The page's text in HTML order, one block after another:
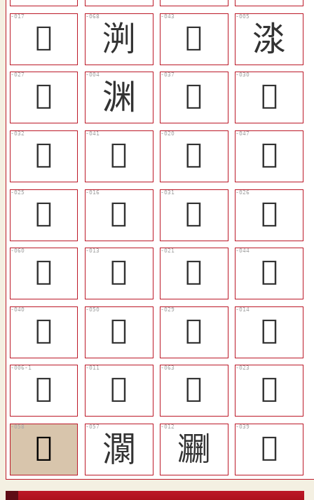
󳊫
㴊 󳋃
渁
󳊵
渊 󳊽
󳊷
󳊹
󳋁 󳊮
󳋇
󳊳
󳊪 󳊸
󳊴
󳋒
󳊧 󳊯
󳋄
󳋀
󳋊 󳊶
󳊨
󳊦
𣾬 󳋔
󳊱
𤀵
灁 㶜 󳊿